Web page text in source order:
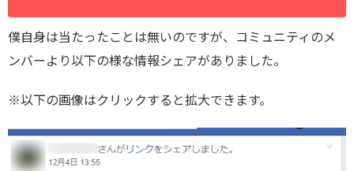
僕自身は当たったことは無いのですが、コミュニティのメ
ンバーより以下の様な情報シェアがありました。
※以下の画像はクリックすると拡大できます。